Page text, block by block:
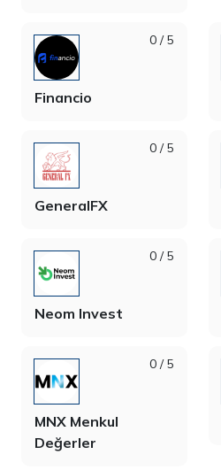
0 / 5
Financio
0 / 5
GeneralFX
0 / 5
Neom Invest
0 / 5
MNX Menkul
Değerler